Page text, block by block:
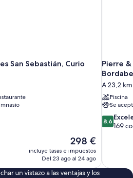
San Sebastián, Curio
El
precio
actual
de
298 €
incluye tasas e impuestos
Del 23 ago al 24 ago
Pierre
A 23,2
Piscina
Se
8.6
sobre
8,6
169
un vistazo a las ventajas y los